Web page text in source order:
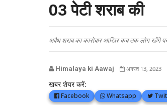
03 पेटी शराब की
अवैध शराब का कारोबार आखिर कब तक लोग रहेंगे
Himalaya ki Aawaj अगस्त 13, 2023
खबर शेयर करें:
Facebook Whatsapp